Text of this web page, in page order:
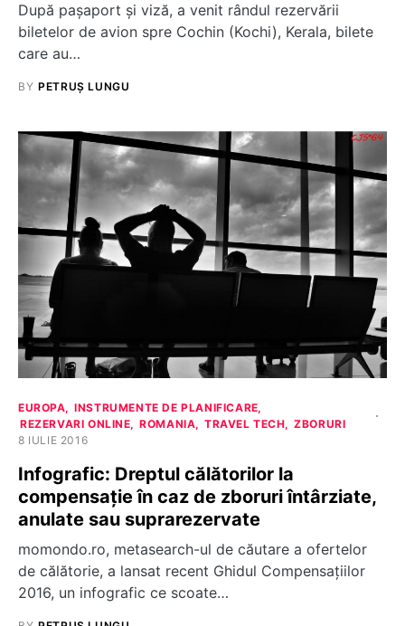
După pașaport și viză, a venit rândul rezervării
biletelor de avion spre Cochin (Kochi), Kerala, bilete
care au…
BY PETRUȘ LUNGU
EUROPA
INSTRUMENTE DE PLANIFICARE
REZERVARI ONLINE
ROMANIA TRAVEL TECH
ZBORURI
8 IULIE 2016
Infografic: Dreptul călătorilor la
compensație în caz de zboruri întârziate,
anulate sau suprarezervate
momondo.ro, metasearch-ul de căutare a ofertelor
de călătorie, a lansat recent Ghidul Compensațiilor
2016, un infografic ce scoate…